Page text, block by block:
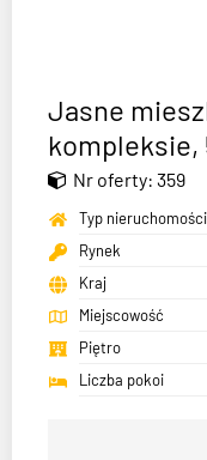
Jasne
kompleksie,
Nr oferty: 359
Typ nieruchomości
Rynek
Kraj
Miejscowość
Piętro
Liczba pokoi